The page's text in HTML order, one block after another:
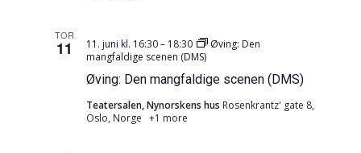
TOR
11
Øving: Den mangfaldige scenen (DMS)
11. juni kl. 16:30– 18:30
Øving: Den
mangfaldige scenen (DMS)
Teatersalen, Nynorskens hus Rosenkrantz' gate 8,
Oslo, Norge +1 more